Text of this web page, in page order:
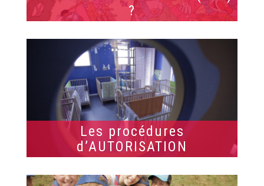
?
Les procédures
d’AUTORISATION